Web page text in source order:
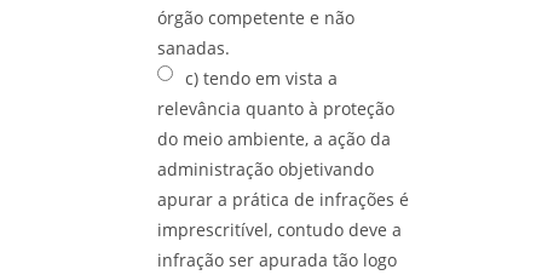
órgão competente e não
sanadas.
c) tendo em vista a
relevância quanto à proteção
do meio ambiente, a ação da
administração objetivando
apurar a prática de infrações é
imprescritível, contudo deve a
infração ser apurada tão logo